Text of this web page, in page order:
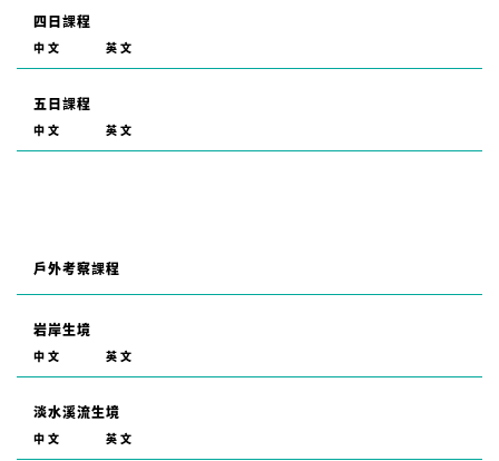
四日課程
中文 英文
五日課程
中文 英文
戶外考察課程
岩岸生境
中文 英文
淡水溪流生境
中文 英文